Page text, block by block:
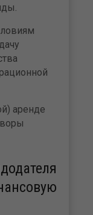
аренде